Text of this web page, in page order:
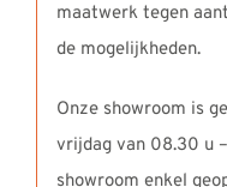
maatwerk tegen
de mogelijkheden.
Onze showroom is
vrijdag van 08.30 u
showroom enkel